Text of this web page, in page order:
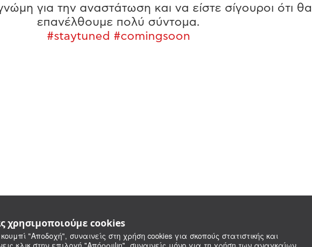
χρησιμοποιούμε cookies
"Αποδοχή", συναινείς στη χρήση cookies για σκοπούς στατιστικής και
για την αναστάτωση και να είστε σίγουροι ότι θα
επανέλθουμε πολύ σύντομα.
#staytuned #comingsoon